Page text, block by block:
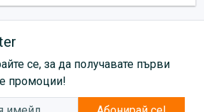
се, за да получавате първи
промоции!